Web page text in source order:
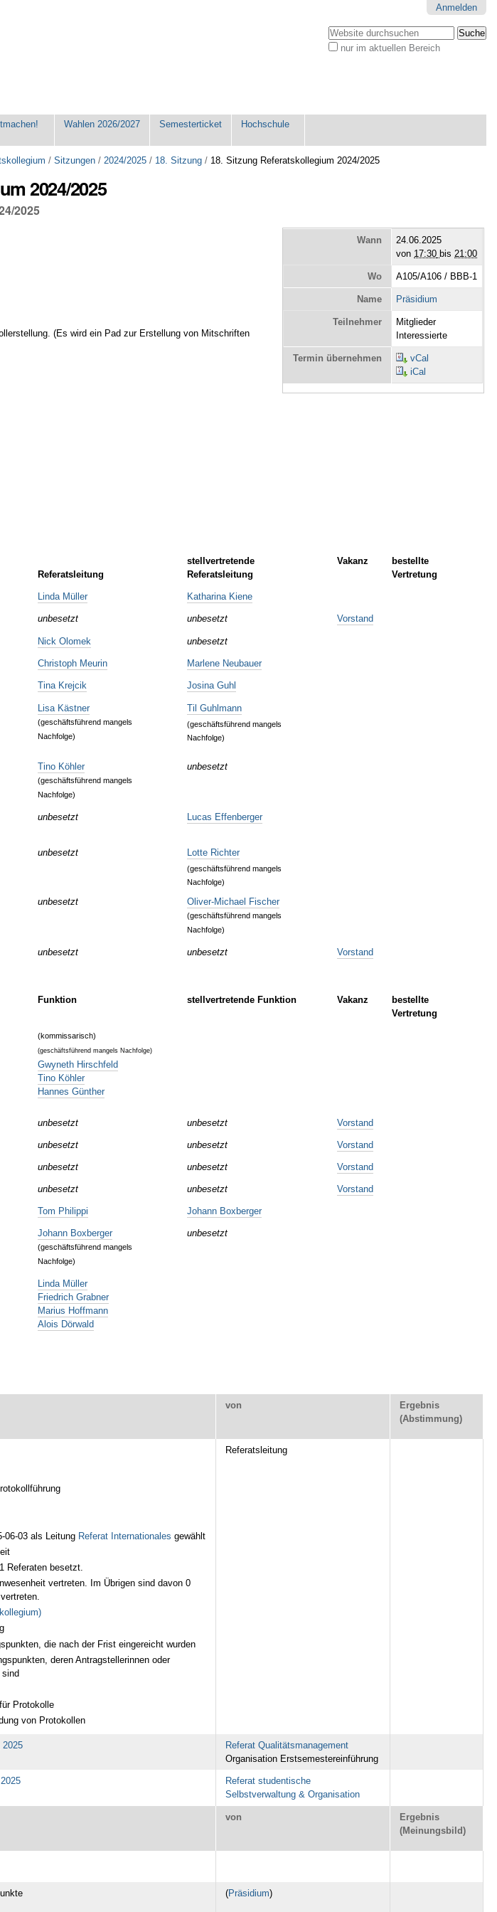
Anmelden
Website durchsuchen
nur im aktuellen Bereich
Wahlen 2026/2027 Semesterticket Hochschule
/Sitzungen /2024/2025 / 18. Sitzung / 18. Sitzung Referatskollegium 2024/2025
2024/2025
2025
Wann
24.06.2025
von 17:30 bis 21:00
Wo A105/A106 / BBB-1
Name Präsidium
Teilnehmer
Mitglieder
Interessierte
Termin übernehmen
vCal
iCal
(Es wird ein Pad zur Erstellung von Mitschriften
Referatsleitung
stellvertretende
Referatsleitung
Vakanz
bestellte
Vertretung
Linda Müller Katharina Kiene
unbesetzt unbesetzt Vorstand
Nick Olomek unbesetzt
Christoph Meurin Marlene Neubauer
Tina Krejcik Josina Guhl
Lisa Kästner
(geschäftsführend mangels
Nachfolge)
Til Guhlmann
(geschäftsführend mangels
Nachfolge)
Tino Köhler
(geschäftsführend mangels
Nachfolge)
unbesetzt
unbesetzt Lucas Effenberger
unbesetzt Lotte Richter
(geschäftsführend mangels
Nachfolge)
unbesetzt Oliver-Michael Fischer
(geschäftsführend mangels
Nachfolge)
unbesetzt unbesetzt Vorstand
Funktion stellvertretende Funktion Vakanz
bestellte
Vertretung
(kommissarisch)
(geschäftsführend mangels Nachfolge)
Gwyneth Hirschfeld
Tino Köhler
Hannes Günther
unbesetzt unbesetzt Vorstand
unbesetzt unbesetzt Vorstand
unbesetzt unbesetzt Vorstand
unbesetzt unbesetzt Vorstand
Tom Philippi Johann Boxberger
Johann Boxberger
(geschäftsführend mangels
Nachfolge)
unbesetzt
Linda Müller
Friedrich Grabner
Marius Hoffmann
Alois Dörwald
von
Ergebnis
(Abstimmung)
06-03 als Leitung Referat Internationales gewählt
Referaten besetzt.
vertreten. Im Übrigen sind davon 0
die nach der Frist eingereicht wurden
deren Antragstellerinnen oder
Protokolle
von Protokollen
Referatsleitung
2025
Referat Qualitätsmanagement
Organisation Erstsemestereinführung
Referat studentische
Selbstverwaltung & Organisation
von
Ergebnis
(Meinungsbild)
(Präsidium)